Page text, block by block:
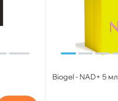
Biogel - NAD+ 5 мл